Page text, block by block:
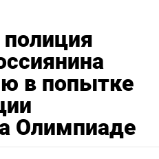
в попытке
Олимпиаде